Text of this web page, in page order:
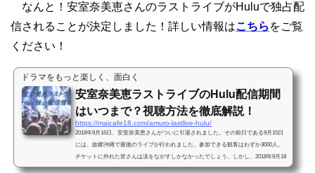
なんと！安室奈美恵さんのラストライブがHuluで独占配
信されることが決定しました！詳しい情報はこちら をご覧
ください！
ドラマをもっと楽しく、面白く
安室奈美恵ラストライブのHulu配信期間
はいつまで？視聴方法を徹底解説！
https://maicafe18.com/amuro-lastlive-hulu/
2018年9月16日、安室奈美恵さんがついに引退されました。その前日である9月15日
には、故郷沖縄で最後のライブが行われました。参加できる観客はわずか3000人。
チケットに外れた皆さんは涙をながすしかなかったでしょう。しかし、2018年9月18
日、このラストライブの模...